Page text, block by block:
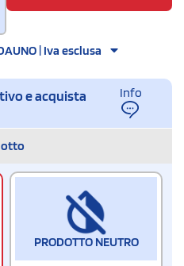
| Iva esclusa
e acquista
Info
PRODOTTO NEUTRO